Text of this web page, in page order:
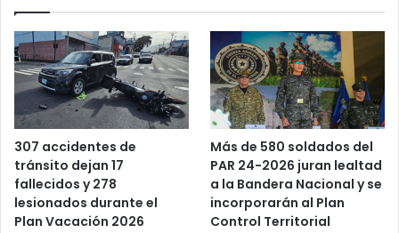
307 accidentes de
tránsito dejan 17
fallecidos y 278
lesionados durante el
Plan Vacación 2026
Más de 580 soldados del
PAR 24-2026 juran lealtad
a la Bandera Nacional y se
incorporarán al Plan
Control Territorial